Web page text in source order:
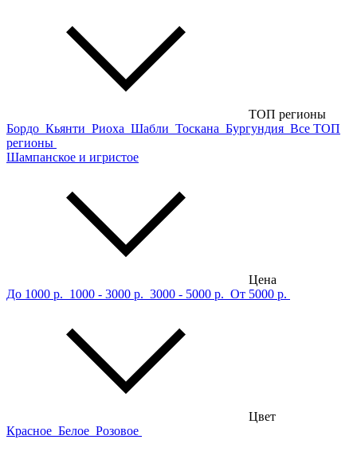
ТОП регионы
Бордо Кьянти Риоха Шабли Тоскана Бургундия Все ТОП
регионы
Шампанское и игристое
Цена
До 1000 р. 1000 - 3000 р. 3000 - 5000 р. От 5000 р.
Цвет
Красное Белое Розовое